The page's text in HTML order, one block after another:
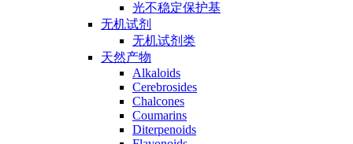
光不稳定保护基
无机试剂
无机试剂类
天然产物
Alkaloids
Cerebrosides
Chalcones
Coumarins
Diterpenoids